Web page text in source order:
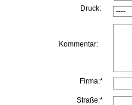
Druck:
Kommentar:
Firma:*
Straße:*